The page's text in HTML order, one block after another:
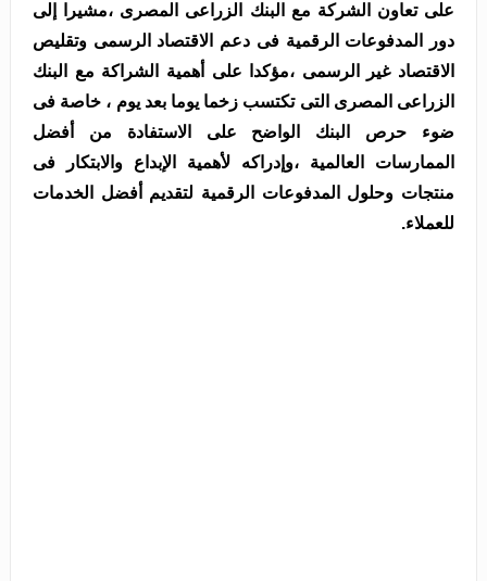
على تعاون الشركة مع البنك الزراعى المصرى ،مشيرا إلى
دور المدفوعات الرقمية فى دعم الاقتصاد الرسمى وتقليص
الاقتصاد غير الرسمى ،مؤكدا على أهمية الشراكة مع البنك
الزراعى المصرى التى تكتسب زخما يوما بعد يوم ، خاصة فى
ضوء حرص البنك الواضح على الاستفادة من أفضل
الممارسات العالمية ،وإدراكه لأهمية الإبداع والابتكار فى
منتجات وحلول المدفوعات الرقمية لتقديم أفضل الخدمات
للعملاء.